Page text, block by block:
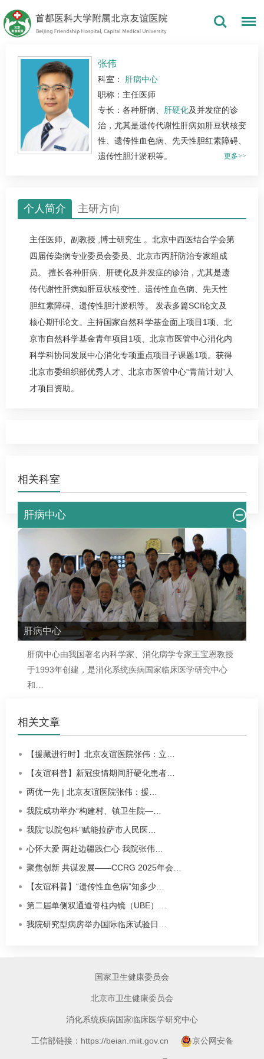
张伟
科室：
肝病中心
职称：主任医师
专长：各种肝病、
肝硬化及并发症的诊
治，尤其是遗传代谢性肝病如肝豆状核变
性、遗传性血色病、先天性胆红素障碍、
遗传性胆汁淤积等。
更多>>
个人简介 主研方向
主任医师、副教授 ,博士研究生 。北京中西医结合学会第
四届传染病专业委员会委员、北京市丙肝防治专家组成
员。 擅长各种肝病、
肝硬化及并发症的诊治，尤其是遗
传代谢性肝病如肝豆状核变性、遗传性血色病、先天性
胆红素障碍、遗传性胆汁淤积等。 发表多篇SCI论文及
核心期刊论文。主持国家自然科学基金面上项目1项、北
京市自然科学基金青年项目1项、北京市医管中心消化内
科学科协同发展中心消化专项重点项目子课题1项。获得
北京市委组织部优秀人才、北京市医管中心“青苗计划”人
才项目资助。
相关科室
肝病中心
肝病中心
肝病中心由我国著名内科学家、消化病学专家王宝恩教授
于1993年创建，是消化系统疾病国家临床医学研究中心
和…
相关文章
【援藏进行时】北京友谊医院张伟：立…
【友谊科普】新冠疫情期间肝硬化患者…
两优一先 | 北京友谊医院张伟：援…
我院成功举办“构建村、镇卫生院—…
我院“以院包科”赋能拉萨市人民医…
心怀大爱 两赴边疆践仁心 我院张伟…
聚焦创新 共谋发展——CCRG 2025年会…
【友谊科普】“遗传性血色病”知多少…
第二届单侧双通道脊柱内镜（UBE）…
我院研究型病房举办国际临床试验日…
国家卫生健康委员会
北京市卫生健康委员会
消化系统疾病国家临床医学研究中心
工信部链接：https://beian.miit.gov.cn 京公网安备